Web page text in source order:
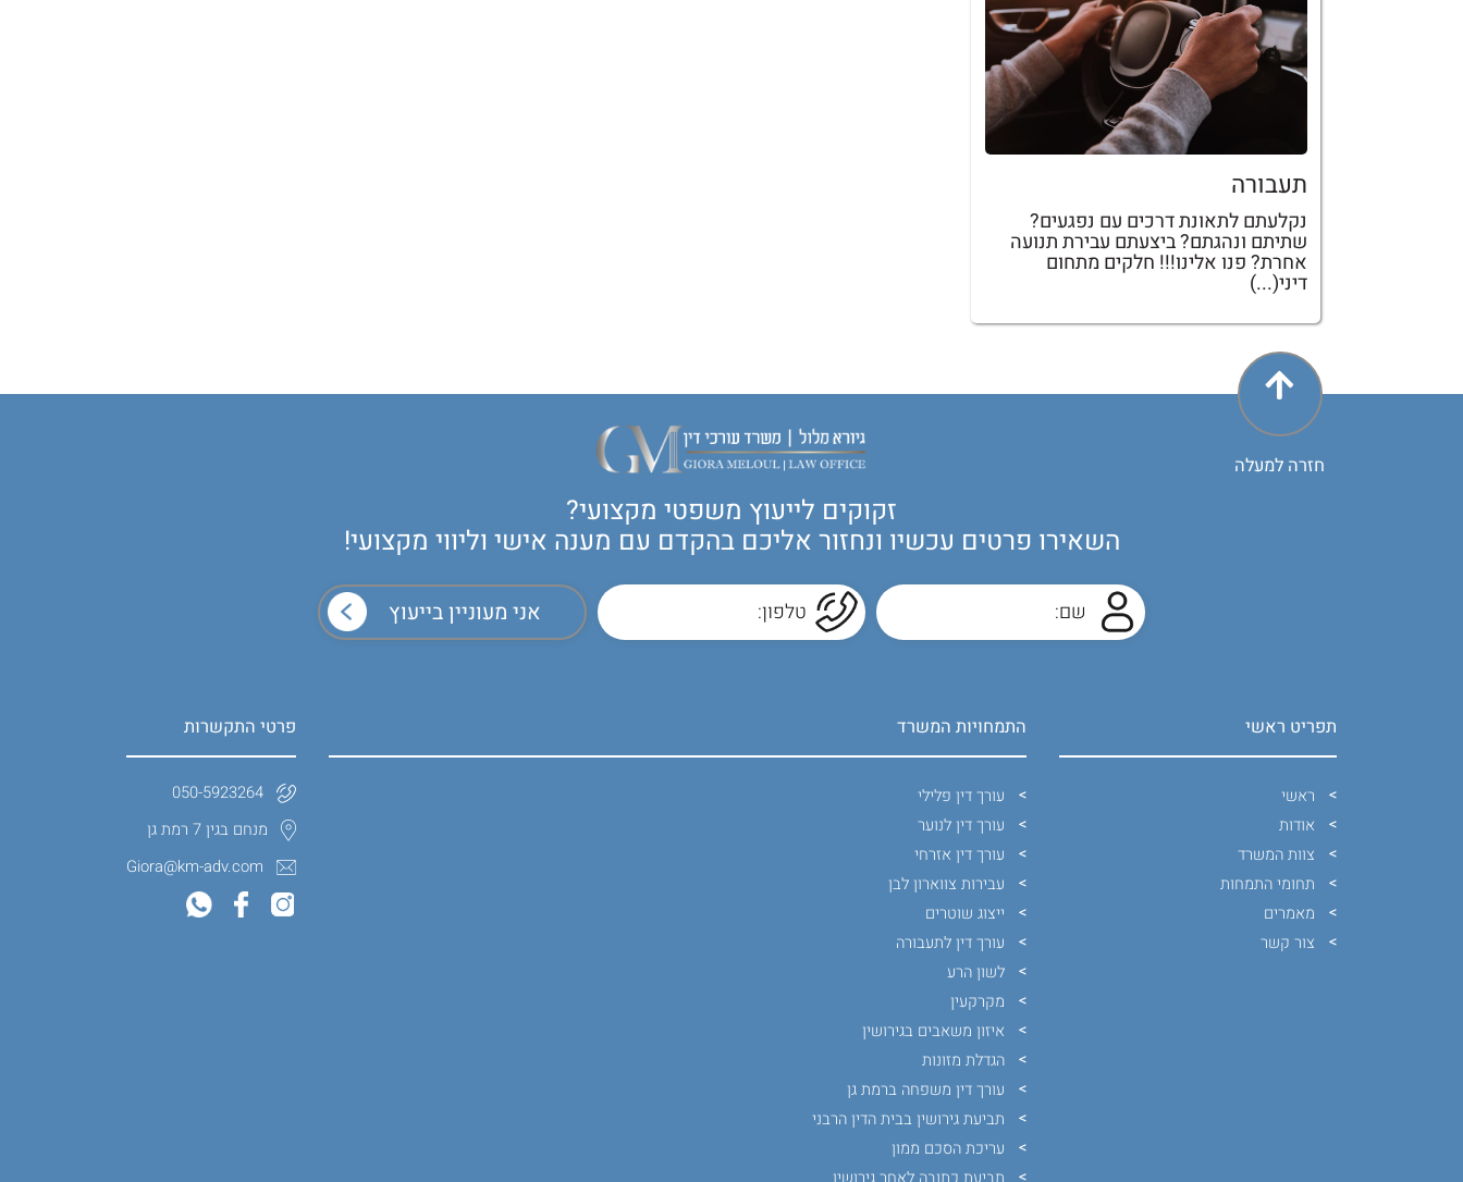
תעבורה
נקלעתם לתאונת דרכים עם נפגעים?
שתיתם ונהגתם? ביצעתם עבירת תנועה
אחרת? פנו אלינו!!! חלקים מתחום
דיני(...)
חזרה למעלה
זקוקים לייעוץ משפטי מקצועי?
השאירו פרטים עכשיו ונחזור אליכם בהקדם עם מענה אישי וליווי מקצועי!
תפריט ראשי
ראשי
אודות
צוות המשרד
תחומי התמחות
מאמרים
צור קשר
התמחויות המשרד
עורך דין פלילי
עורך דין לנוער
עורך דין אזרחי
עבירות צווארון לבן
ייצוג שוטרים
עורך דין לתעבורה
לשון הרע
מקרקעין
איזון משאבים בגירושין
הגדלת מזונות
עורך דין משפחה ברמת גן
תביעת גירושין בבית הדין הרבני
עריכת הסכם ממון
פרטי התקשרות
050-5923264
מנחם בגין 7 רמת גן
Giora@km-adv.com